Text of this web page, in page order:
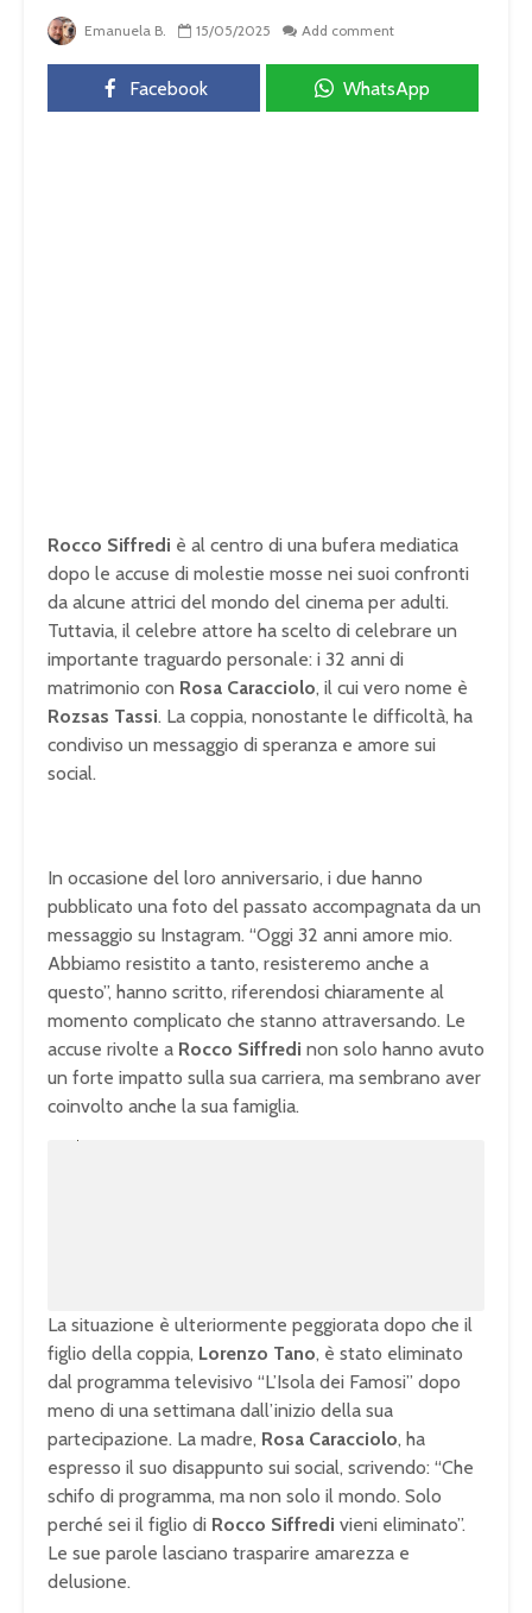
Emanuela B. 15/05/2025 Add comment
Facebook WhatsApp
Rocco Siffredi è al centro di una bufera mediatica
dopo le accuse di molestie mosse nei suoi confronti
da alcune attrici del mondo del cinema per adulti.
Tuttavia, il celebre attore ha scelto di celebrare un
importante traguardo personale: i 32 anni di
matrimonio con Rosa Caracciolo, il cui vero nome è
Rozsas Tassi. La coppia, nonostante le difficoltà, ha
condiviso un messaggio di speranza e amore sui
social.
In occasione del loro anniversario, i due hanno
pubblicato una foto del passato accompagnata da un
messaggio su Instagram. “Oggi 32 anni amore mio.
Abbiamo resistito a tanto, resisteremo anche a
questo”, hanno scritto, riferendosi chiaramente al
momento complicato che stanno attraversando. Le
accuse rivolte a Rocco Siffredi non solo hanno avuto
un forte impatto sulla sua carriera, ma sembrano aver
coinvolto anche la sua famiglia.
La situazione è ulteriormente peggiorata dopo che il
figlio della coppia, Lorenzo Tano, è stato eliminato
dal programma televisivo “L’Isola dei Famosi” dopo
meno di una settimana dall’inizio della sua
partecipazione. La madre, Rosa Caracciolo, ha
espresso il suo disappunto sui social, scrivendo: “Che
schifo di programma, ma non solo il mondo. Solo
perché sei il figlio di Rocco Siffredi vieni eliminato”.
Le sue parole lasciano trasparire amarezza e
delusione.